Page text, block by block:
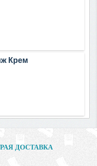
Крем
ДОСТАВКА